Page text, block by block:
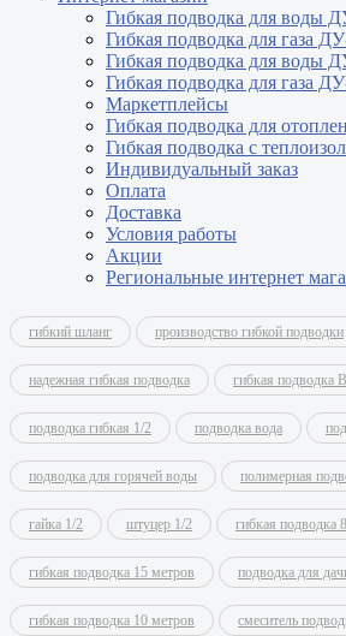
Гибкая подводка для воды
Гибкая подводка для газа
Гибкая подводка для воды
Гибкая подводка для газа
Маркетплейсы
Гибкая подводка для
Гибкая подводка с
Индивидуальный заказ
Оплата
Доставка
Условия работы
Акции
Региональные интернет
гибкий шланг производство гибкой подводки
надежная гибкая подводка гибкая
подводка гибкая 1/2 подводка вода
подводка для горячей воды полимерная
гайка 1/2 штуцер 1/2 гибкая подводка
гибкая подводка 15 метров подводка для
гибкая подводка 10 метров смеситель